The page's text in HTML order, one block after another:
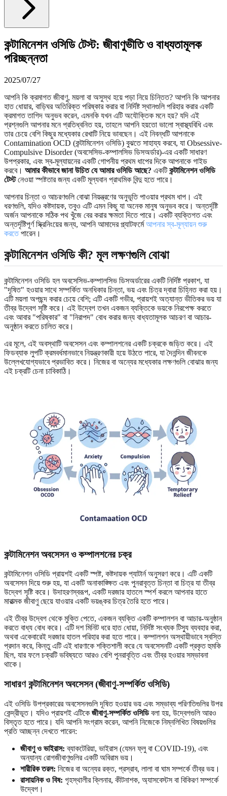
কন্টামিনেশন ওসিডি টেস্ট: জীবাণুভীতি ও বাধ্যতামূলক
পরিচ্ছন্নতা
2025/07/27
আপনি কি ক্রমাগত জীবাণু, ময়লা বা অসুস্থ হয়ে পড়া নিয়ে চিন্তিত? আপনি কি আপনার
হাত ধোয়ার, বাড়িঘর অতিরিক্ত পরিষ্কার করার বা নির্দিষ্ট স্থানগুলি পরিহার করার একটি
ক্রমাগত তাগিদ অনুভব করেন, এমনকি যখন এটি অযৌক্তিক মনে হয়? যদি এই
প্রশ্নগুলি আপনার মনে প্রতিধ্বনিত হয়, তাহলে আপনি হয়তো ভালো স্বাস্থ্যবিধি এবং
তার চেয়ে বেশি কিছুর মধ্যেকার রেখাটি নিয়ে ভাবছেন। এই নিবন্ধটি আপনাকে
Contamination OCD (কন্টামিনেশন ওসিডি) বুঝতে সাহায্য করবে, যা Obsessive-
Compulsive Disorder (অবসেসিভ-কম্পালসিভ ডিসঅর্ডার)-এর একটি সাধারণ
উপপ্রকার, এবং স্ব-মূল্যায়নের একটি গোপনীয় প্রথম ধাপের দিকে আপনাকে গাইড
করবে। আমার কীভাবে জানা উচিত যে আমার ওসিডি আছে? একটিকন্টামিনেশন ওসিডি
টেস্টনেওয়া স্পষ্টতার জন্য একটি মূল্যবান প্রাথমিক বিন্দু হতে পারে।
আপনার চিন্তা ও আচরণগুলি বোঝা নিয়ন্ত্রণের অনুভূতি পাওয়ার প্রথম ধাপ। এই
ধরণগুলি, যদিও কষ্টদায়ক, তবুও এটি এমন কিছু যা অনেক মানুষ অনুভব করে। অন্তর্দৃষ্টি
অর্জন আপনাকে সঠিক পথ খুঁজে বের করার ক্ষমতা দিতে পারে। একটি ব্যক্তিগত এবং
অন্তর্দৃষ্টিপূর্ণ স্ক্রিনিংয়ের জন্য, আপনি আমাদের প্ল্যাটফর্মেআপনার স্ব-মূল্যায়ন শুরু
করতেপারেন।
কন্টামিনেশন ওসিডিকী? মূল লক্ষণগুলি বোঝা
কন্টামিনেশন ওসিডি হল অবসেসিভ-কম্পালসিভ ডিসঅর্ডারের একটি নির্দিষ্ট প্রকাশ, যা
"দূষিত" হওয়ার সাথে সম্পর্কিত অনধিকার চিন্তা, ভয় এবং চিত্র দ্বারা চিহ্নিত করা হয়।
এটি ময়লা অপছন্দ করার চেয়ে বেশি; এটি একটি গভীর, প্রায়শই অত্যান্ত ভীতিকর ভয় যা
তীব্র উদ্বেগ সৃষ্টি করে। এই উদ্বেগ তখন একজন ব্যক্তিকে ভয়কে নিরপেক্ষ করতে
এবং আবার "পরিষ্কার" বা "নিরাপদ" বোধ করার জন্য বাধ্যতামূলক আচরণ বা আচার-
অনুষ্ঠান করতে চালিত করে।
এর মূলে, এই অবস্থাটি অবসেসন এবং কম্পালশনের একটি চক্রকে জড়িত করে। এই
ফিডব্যাক লুপটি ক্রমবর্ধমানভাবে নিয়ন্ত্রণকারী হয়ে উঠতে পারে, যা দৈনন্দিন জীবনকে
উল্লেখযোগ্যভাবে প্রভাবিত করে। নিজের বা অন্যের মধ্যেকার লক্ষণগুলি বোঝার জন্য
এই চক্রটি চেনা চাবিকাঠি।
কন্টামিনেশন অবসেসন ও কম্পালশনের চক্র
কন্টামিনেশন ওসিডি প্রায়শই একটি স্পষ্ট, কষ্টদায়ক প্যাটার্ন অনুসরণ করে। এটি একটি
অবসেসন দিয়ে শুরু হয়, যা একটি অনাকাঙ্ক্ষিত এবং পুনরাবৃত্ত চিন্তা বা চিত্র যা তীব্র
উদ্বেগ সৃষ্টি করে। উদাহরণস্বরূপ, একটি দরজার হাতলে স্পর্শ করলে আপনার হাতে
মারাত্মক জীবাণু ছেয়ে যাওয়ার একটি ভয়ঙ্কর চিত্র তৈরি হতে পারে।
এই তীব্র উদ্বেগ থেকে মুক্তি পেতে, একজন ব্যক্তি একটি কম্পালশন বা আচার-অনুষ্ঠান
করতে বাধ্য বোধ করে। এটি দশ মিনিট ধরে হাত ধোয়া, নির্দিষ্ট সংখ্যক টিস্যু ব্যবহার করা,
অথবা একেবারেই দরজার হাতল পরিহার করা হতে পারে। কম্পালশন অস্থায়ীভাবে স্বস্তি
প্রদান করে, কিন্তু এটি এই ধারণাকে শক্তিশালী করে যে অবসেসনটি একটি প্রকৃত হুমকি
ছিল, যার ফলে চক্রটি ভবিষ্যতে আরও বেশি পুনরাবৃত্তি এবং তীব্র হওয়ার সম্ভাবনা
থাকে।
সাধারণ কন্টামিনেশন অবসেসন (জীবাণু-সম্পর্কিত ওসিডি)
এই ওসিডি উপপ্রকারের অবসেসনগুলি দূষিত হওয়ার ভয় এবং সম্ভাব্য পরিণতিগুলির উপর
কেন্দ্রীভূত। যদিও প্রায়শই এটিকে জীবাণু-সম্পর্কিত ওসিডিবলা হয়, উদ্বেগগুলি আরও
বিস্তৃত হতে পারে। যদি আপনি সংগ্রাম করেন, আপনি নিজেকে নিম্নলিখিত বিষয়গুলির
প্রতি আচ্ছন্ন দেখতে পারেন:
জীবাণু ও ভাইরাস: ব্যাকটেরিয়া, ভাইরাস (যেমন ফ্লু বা COVID-19), এবং
অন্যান্য রোগজীবাণুগুলির একটি অবিরাম ভয়।
শারীরিক তরল: নিজের বা অন্যের রক্ত, প্রস্রাব, লালা বা ঘাম সম্পর্কে তীব্র ভয়।
রাসায়নিক ও বিষ: গৃহস্থালীর ক্লিনার, কীটনাশক, অ্যাসবেস্টস বা বিকিরণ সম্পর্কে
উদ্বেগ।